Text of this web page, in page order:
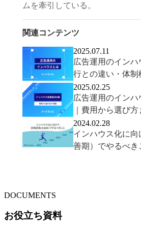
ムを牽引している。
関連コンテンツ
2025.07.11
広告運用のイン
行との違い・体制
2025.02.25
広告運用のイン
｜費用から選び
2024.02.28
インハウス化に
善期）でやるべき
DOCUMENTS
お役立ち資料